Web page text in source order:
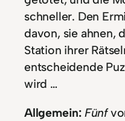
schneller. Den
davon, sie ahnen,
Station ihrer
entscheidende
wird …
Allgemein: Fünf